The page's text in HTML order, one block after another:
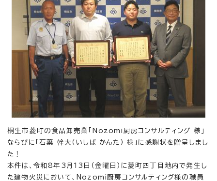
桐生市菱町の食品卸売業「Nozomi厨房コンサルティング 様」
ならびに「石葉 幹大（いしば かんた） 様」に感謝状を贈呈しまし
た！
本件は、令和8年3月13日（金曜日）に菱町四丁目地内で発生し
た建物火災において、Nozomi厨房コンサルティング様の職員